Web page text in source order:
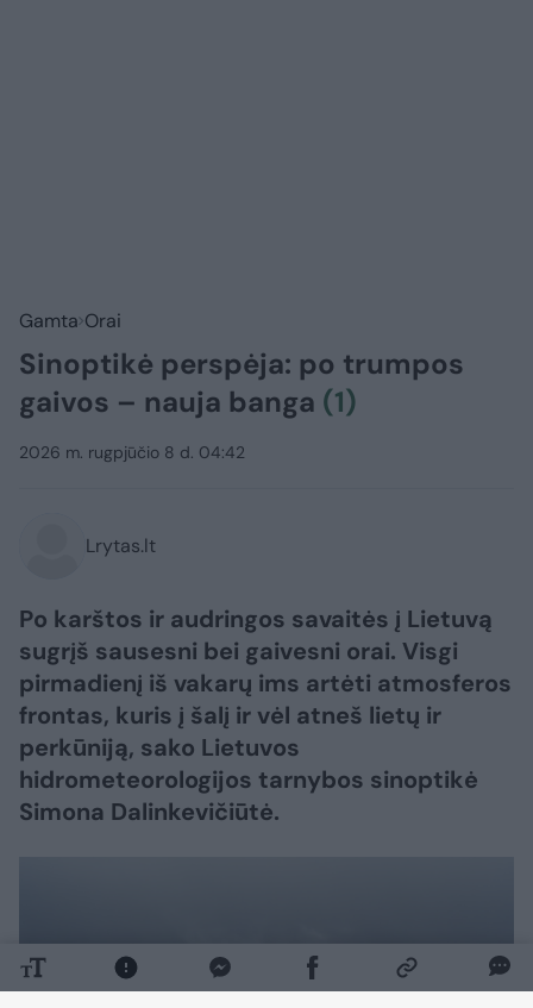
Gamta Orai
Sinoptikė perspėja: po trumpos
gaivos – nauja banga (1)
2026 m. rugpjūčio 8 d. 04:42
Lrytas.lt
Po karštos ir audringos savaitės į Lietuvą
sugrįš sausesni bei gaivesni orai. Visgi
pirmadienį iš vakarų ims artėti atmosferos
frontas, kuris į šalį ir vėl atneš lietų ir
perkūniją, sako Lietuvos
hidrometeorologijos tarnybos sinoptikė
Simona Dalinkevičiūtė.